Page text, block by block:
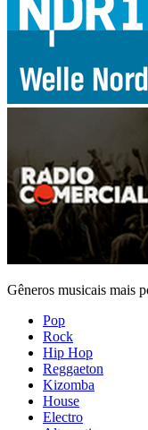
Gêneros musicais mais
Pop
Rock
Hip Hop
Reggaeton
Kizomba
House
Electro